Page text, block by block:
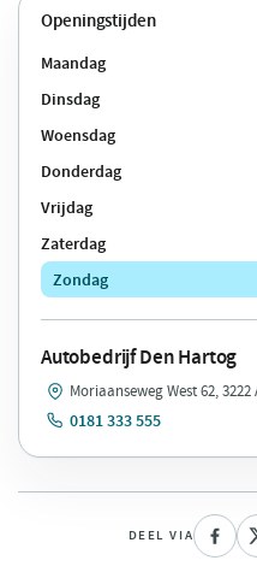
Openingstijden
Maandag
Dinsdag
Woensdag
Donderdag
Vrijdag
Zaterdag
Zondag
Autobedrijf Den Hartog
Moriaanseweg West 62,
0181 333 555
DEEL VIA